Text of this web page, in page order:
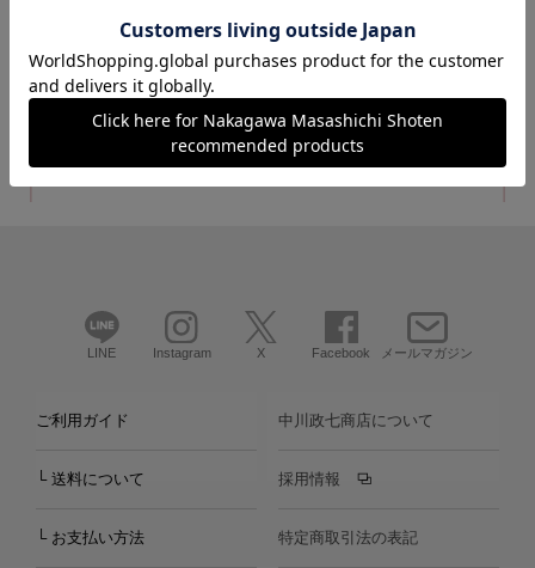
通常価格 1,980円（税込）
カートに入れる
通常価格 2,530円 （税込）
LINE Instagram X Facebook メールマガジン
ご利用ガイド
└ 送料について
└ お支払い方法
中川政七商店について
採用情報
特定商取引法の表記